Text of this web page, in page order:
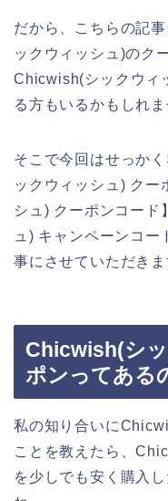
だから、こちらの記
ックウィッシュ)のク
Chicwish(シックウィ
る方もいるかもしれま
そこで今回はせっか
ックウィッシュ) ク
シュ) クーポンコー
ュ) キャンペーンコ
事にさせていただきま
Chicwish(シ
ポンってある
私の知り合いに
ことを教えたら、
を少しでも安く購入